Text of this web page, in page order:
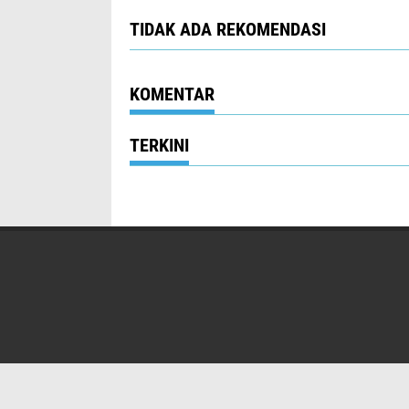
TIDAK ADA REKOMENDASI
KOMENTAR
TERKINI